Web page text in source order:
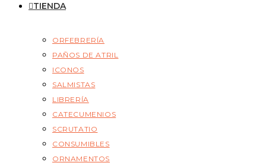
TIENDA
ORFEBRERÍA
PAÑOS DE ATRIL
ICONOS
SALMISTAS
LIBRERÍA
CATECUMENIOS
SCRUTATIO
CONSUMIBLES
ORNAMENTOS